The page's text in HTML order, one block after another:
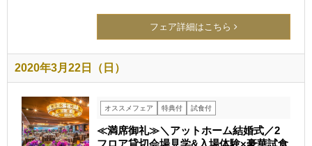
フェア詳細はこちら
2020年3月22日（日）
オススメフェア 特典付 試食付
≪満席御礼≫＼アットホーム結婚式／2
フロア貸切会場見学&入場体験×豪華試食